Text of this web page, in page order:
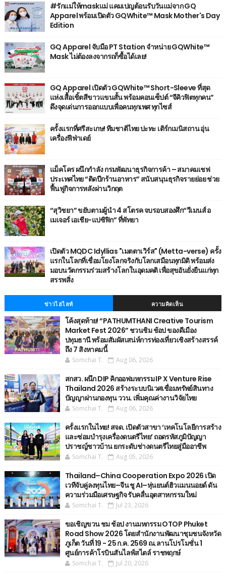
#รักแม่ให้maskแม่ แคมเปญต้อนรับวันแม่จาก GQ
Apparel พร้อมเปิดตัว GQWhite™ Mask Mother's Day
Edition
GQ Apparel จับมือ PT Station จำหน่าย GQWhite™
Mask ไม่ต้องลงจากรถก็ซื้อได้เลย!
GQ Apparel เปิดตัว GQWhite™ Short-Sleeve ที่สุด
แห่งเสื้อเชิ้ตสีขาวแขนสั้น พร้อมคอนเซ็ปต์ “จีคิวฟิตทุกคน”
ดึงจุดเด่นการออกแบบเพื่อคนทุกเพศ ทุกไซส์
ครั้งแรกที่ศรีสะเกษ! ทีมชาติไทย ปะทะ เติร์กเมนิสถาน อุ่น
เครื่องฟีฟ่าเดย์
แม็คโคร ผนึกกำลัง กรมพัฒนาธุรกิจการค้า – สมาคมเชฟ
ประเทศไทย “ติดปีกร้านอาหาร” สนับสนุนธุรกิจรายย่อย ช่วย
ฟื้นฟูกิจการหลังผ่านวิกฤต
“สุวิชยา” ขยับตามผู้นำ 4 สโตรค จบรอบสองศึก“วีเมนส์ อ
เมเจอร์ เอเชีย-แปซิฟิก” ที่พัทยา
เปิดตัว MQDC Idyllias "เมตตาเวิร์ส" (Metta-verse) ครั้ง
แรกในโลกที่เชื่อมโยงโลกจริงกับโลกเสมือนทุกมิติ พร้อมส่ง
มอบนวัตกรรมร่วมสร้างโลกในอุดมคติ เพื่อสุขอันยั่งยืนแก่ทุก
สรรพสิ่ง
ข่าวไฮไลท์ ความคิดเห็น
โค้งสุดท้าย! “PATHUMTHANI Creative Tourism
Market Fest 2026” ชวนชิม ช้อป ของดีเมือง
ปทุมธานี พร้อมสัมผัสเสน่ห์การท่องเที่ยวเชิงสร้างสรรค์
ถึง 7 สิงหาคมนี้
Somchai T. Aug 06, 2026
สกสว. ผนึก DIP คิกออฟมหกรรม IP X Venture Rise
Thailand 2026 สร้างระบบนิเวศเชื่อมทรัพย์สินทาง
ปัญญาผ่านกองทุน ววน. เพิ่มคุณค่างานวิจัยไทย
Somchai T. Aug 06, 2026
ครั้งแรกในไทย! สจด. เปิดตัวสาขา ‘เทคโนโลยีการสร้าง
และซ่อมบำรุงเครื่องดนตรีไทย’ ​ถอดรหัสภูมิปัญญา
ปราชญ์ชาวบ้าน ยกระดับช่างดนตรีไทยสู่มืออาชีพ
Somchai T. Aug 05, 2026
Thailand–China Cooperation Expo 2026 เปิด
เวทีจับคู่ลงทุนไทย–จีน ชู AI–หุ่นยนต์ฮิวแมนนอยด์ ดัน
ความร่วมมือเศรษฐกิจ รับคลื่นอุตสาหกรรมใหม่
Somchai T. Jul 23, 2026
ขอเชิญขวน ชม ช้อป งานมหกรรม OTOP Phuket
Road Show 2026 โดยสำนักงานพัฒนาชุมชนจังหวัด
ภูเก็ต วันที่ 19 - 25 ก.ค. 2569 ณ.ลานโปรโมชั่น 1
ศูนย์การค้าโรบินสันไลฟ์สไตล์ ราชพฤกษ์
Somchai T. Jul 20, 2026